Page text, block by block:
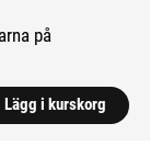
på
Lägg i kurskorg